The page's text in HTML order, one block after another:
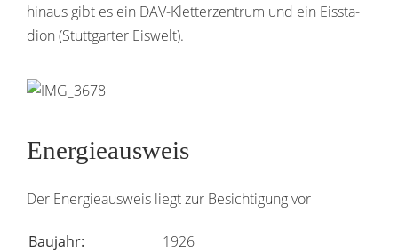
hinaus gibt es ein DAV-Klet­ter­zen­trum und ein Eissta­
dion (Stutt­garter Eiswelt).
Energieausweis
Der Ener­gie­aus­weis liegt zur Besich­ti­gung vor
Baujahr:
1926